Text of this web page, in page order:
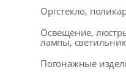
Оргстекло,
Освещение,
лампы,
Погонажные